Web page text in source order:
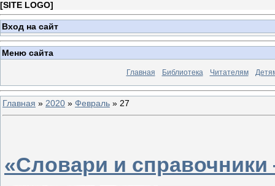
[SITE LOGO]
Вход на сайт
Меню сайта
Главная Библиотека Читателям
Главная » 2020 » Февраль » 27
«Словари и